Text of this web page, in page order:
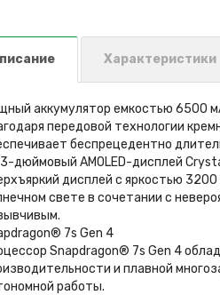
Характеристики
аккумулятор емкостью 6500
передовой технологии
беспрецедентно
дюймовый AMOLED-дисплей
дисплей с яркостью
свете в сочетании с
7s Gen 4
Snapdragon® 7s Gen 4
и плавной
работы.